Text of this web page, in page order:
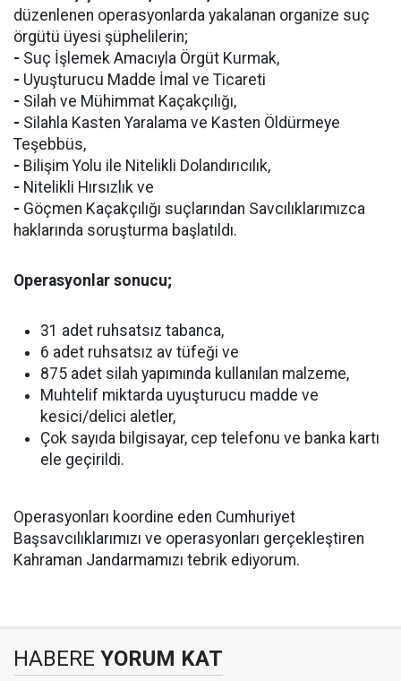
düzenlenen operasyonlarda yakalanan organize suç
örgütü üyesi şüphelilerin;
- Suç İşlemek Amacıyla Örgüt Kurmak,
- Uyuşturucu Madde İmal ve Ticareti
- Silah ve Mühimmat Kaçakçılığı,
- Silahla Kasten Yaralama ve Kasten Öldürmeye
Teşebbüs,
- Bilişim Yolu ile Nitelikli Dolandırıcılık,
- Nitelikli Hırsızlık ve
- Göçmen Kaçakçılığı suçlarından Savcılıklarımızca
haklarında soruşturma başlatıldı.
Operasyonlar sonucu;
31 adet ruhsatsız tabanca,
6 adet ruhsatsız av tüfeği ve
875 adet silah yapımında kullanılan malzeme,
Muhtelif miktarda uyuşturucu madde ve
kesici/delici aletler,
Çok sayıda bilgisayar, cep telefonu ve banka kartı
ele geçirildi.
Operasyonları koordine eden Cumhuriyet
Başsavcılıklarımızı ve operasyonları gerçekleştiren
Kahraman Jandarmamızı tebrik ediyorum.
HABERE YORUM KAT